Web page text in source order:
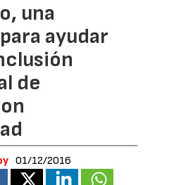
una
ayudar
de
01/12/2016